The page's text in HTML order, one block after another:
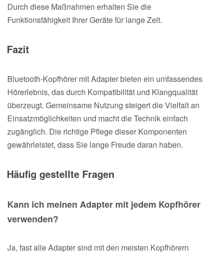
Durch diese Maßnahmen erhalten Sie die
Funktionsfähigkeit Ihrer Geräte für lange Zeit.
Fazit
Bluetooth-Kopfhörer mit Adapter bieten ein umfassendes
Hörerlebnis, das durch Kompatibilität und Klangqualität
überzeugt. Gemeinsame Nutzung steigert die Vielfalt an
Einsatzmöglichkeiten und macht die Technik einfach
zugänglich. Die richtige Pflege dieser Komponenten
gewährleistet, dass Sie lange Freude daran haben.
Häufig gestellte Fragen
Kann ich meinen Adapter mit jedem Kopfhörer
verwenden?
Ja, fast alle Adapter sind mit den meisten Kopfhörern